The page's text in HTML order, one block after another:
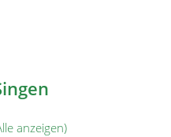
anzeigen)